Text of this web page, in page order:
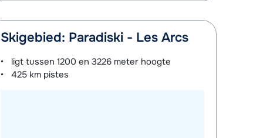
Skigebied: Paradiski - Les Arcs
ligt tussen1200 en 3226 meter hoogte
425 km pistes